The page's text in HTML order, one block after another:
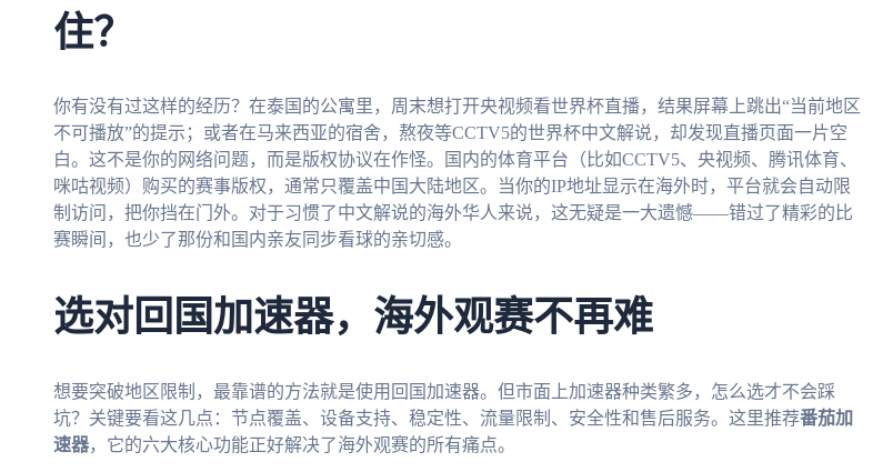
住？
你有没有过这样的经历？在泰国的公寓里，周末想打开央视频看世界杯直播，结果屏幕上跳出“当前地区
不可播放”的提示；或者在马来西亚的宿舍，熬夜等CCTV5的世界杯中文解说，却发现直播页面一片空
白。这不是你的网络问题，而是版权协议在作怪。国内的体育平台（比如CCTV5、央视频、腾讯体育、
咪咕视频）购买的赛事版权，通常只覆盖中国大陆地区。当你的IP地址显示在海外时，平台就会自动限
制访问，把你挡在门外。对于习惯了中文解说的海外华人来说，这无疑是一大遗憾——错过了精彩的比
赛瞬间，也少了那份和国内亲友同步看球的亲切感。
选对回国加速器，海外观赛不再难
想要突破地区限制，最靠谱的方法就是使用回国加速器。但市面上加速器种类繁多，怎么选才不会踩
坑？关键要看这几点：节点覆盖、设备支持、稳定性、流量限制、安全性和售后服务。这里推荐番茄加
速器，它的六大核心功能正好解决了海外观赛的所有痛点。